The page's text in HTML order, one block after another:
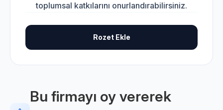
toplumsal katkılarını onurlandırabilirsiniz.
Rozet Ekle
Bu firmayı oy vererek